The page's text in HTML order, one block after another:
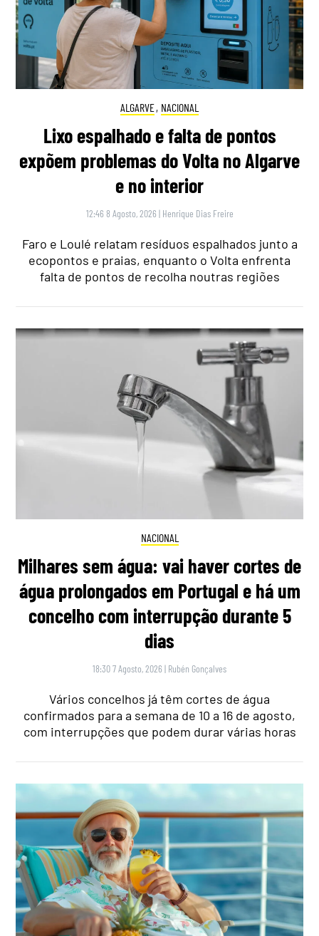
ALGARVE, NACIONAL
Lixo espalhado e falta de pontos
expõem problemas do Volta no Algarve
e no interior
12:46 8 Agosto, 2026 | Henrique Dias Freire
Faro e Loulé relatam resíduos espalhados junto a
ecopontos e praias, enquanto o Volta enfrenta
falta de pontos de recolha noutras regiões
NACIONAL
Milhares sem água: vai haver cortes de
água prolongados em Portugal e há um
concelho com interrupção durante 5
dias
18:30 7 Agosto, 2026 | Rubén Gonçalves
Vários concelhos já têm cortes de água
confirmados para a semana de 10 a 16 de agosto,
com interrupções que podem durar várias horas